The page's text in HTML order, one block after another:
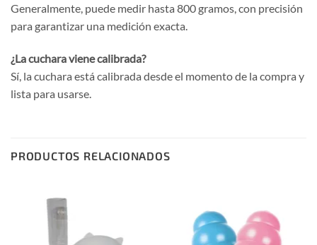
Generalmente, puede medir hasta 800 gramos, con precisión
para garantizar una medición exacta.
¿La cuchara viene calibrada?
Sí, la cuchara está calibrada desde el momento de la compra y
lista para usarse.
PRODUCTOS RELACIONADOS